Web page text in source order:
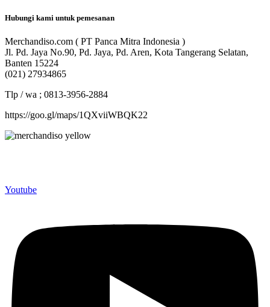
Hubungi kami untuk pemesanan
Merchandiso.com ( PT Panca Mitra Indonesia )
Jl. Pd. Jaya No.90, Pd. Jaya, Pd. Aren, Kota Tangerang Selatan,
Banten 15224
(021) 27934865
Tlp / wa ; 0813-3956-2884
https://goo.gl/maps/1QXviiWBQK22
Youtube